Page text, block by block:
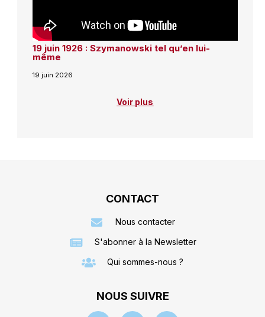
19 juin 1926 : Szymanowski tel qu’en lui-
même
19 juin 2026
Voir plus
CONTACT
Nous contacter
S'abonner à la Newsletter
Qui sommes-nous ?
NOUS SUIVRE